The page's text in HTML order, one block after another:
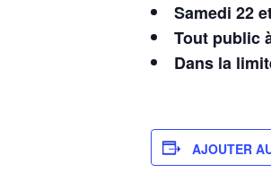
Samedi 22
Tout public
Dans la
AJOUTER